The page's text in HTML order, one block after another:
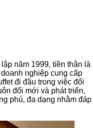
năm 1999, tiền thân là
nghiệp cung cấp
đi đầu trong việc đổi
đổi mới và phát triển,
phú, đa dạng nhằm đáp